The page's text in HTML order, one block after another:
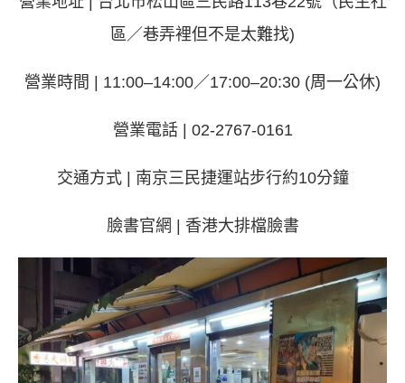
區／巷弄裡但不是太難找)
營業時間 | 11:00–14:00／17:00–20:30 (周一公休)
營業電話 | 02-2767-0161
交通方式 | 南京三民捷運站步行約10分鐘
臉書官網 | 香港大排檔臉書